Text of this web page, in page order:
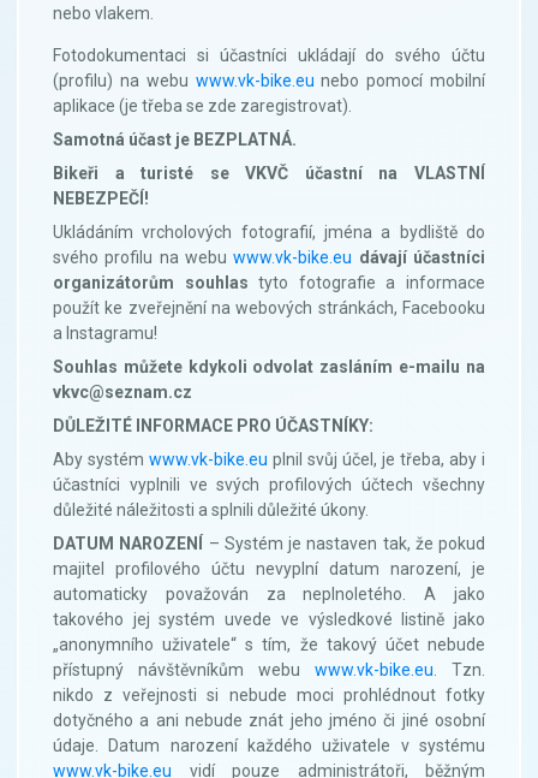
nebo vlakem.
Fotodokumentaci si účastníci ukládají do svého účtu
(profilu) na webu www.vk-bike.eu nebo pomocí mobilní
aplikace (je třeba se zde zaregistrovat).
Samotná účast je BEZPLATNÁ.
Bikeři a turisté se VKVČ účastní na VLASTNÍ
NEBEZPEČÍ!
Ukládáním vrcholových fotografií, jména a bydliště do
svého profilu na webuwww.vk-bike.eu dávají účastníci
organizátorům souhlas tyto fotografie a informace
použít ke zveřejnění na webových stránkách, Facebooku
a Instagramu!
Souhlas můžete kdykoli odvolat zasláním e-mailu na
vkvc@seznam.cz
DŮLEŽITÉ INFORMACE PRO ÚČASTNÍKY:
Aby systém www.vk-bike.eu plnil svůj účel, je třeba, aby i
účastníci vyplnili ve svých profilových účtech všechny
důležité náležitosti a splnili důležité úkony.
DATUM NAROZENÍ
– Systém je nastaven tak, že pokud
majitel profilového účtu nevyplní datum narození, je
automaticky považován za neplnoletého. A jako
takového jej systém uvede ve výsledkové listině jako
„anonymního uživatele“ s tím, že takový účet nebude
přístupný návštěvníkům webu www.vk-bike.eu. Tzn.
nikdo z veřejnosti si nebude moci prohlédnout fotky
dotyčného a ani nebude znát jeho jméno či jiné osobní
údaje. Datum narození každého uživatele v systému
www.vk-bike.eu vidí pouze administrátoři, běžným